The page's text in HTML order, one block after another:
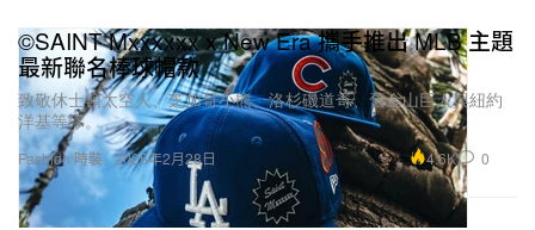
Fashion 時裝
©SAINT Mxxxxxx x New Era 攜手推出 MLB 主題
最新聯名棒球帽款
致敬休士頓太空人、芝加哥小熊、洛杉磯道奇、舊金山巨人與紐約
洋基等隊。
2025年2月28日 4.6K 0